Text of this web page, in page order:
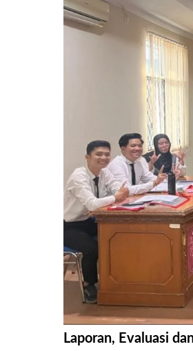
Laporan, Evaluasi